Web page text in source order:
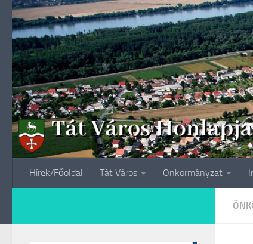
Skip to content
Hírek/Főoldal Tát Város Önkormányzat